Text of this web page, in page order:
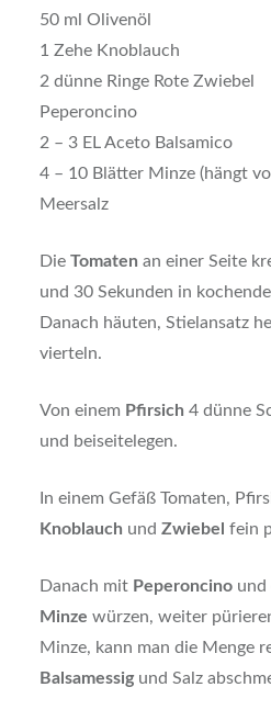
50 ml Olivenöl
1 Zehe Knoblauch
2 dünne Ringe Rote Zwiebel
Peperoncino
2 – 3 EL Aceto Balsamico
4 – 10 Blätter Minze (hängt
Meersalz
Die Tomaten an einer Seite
und 30 Sekunden in
Danach häuten, Stielansatz
vierteln.
Von einem Pfirsich 4 dünne
und beiseitelegen.
In einem Gefäß Tomaten,
Knoblauch und Zwiebel fein
Danach mit Peperoncinound
Minze würzen, weiter
Minze, kann man die Menge
Balsamessigund Salz